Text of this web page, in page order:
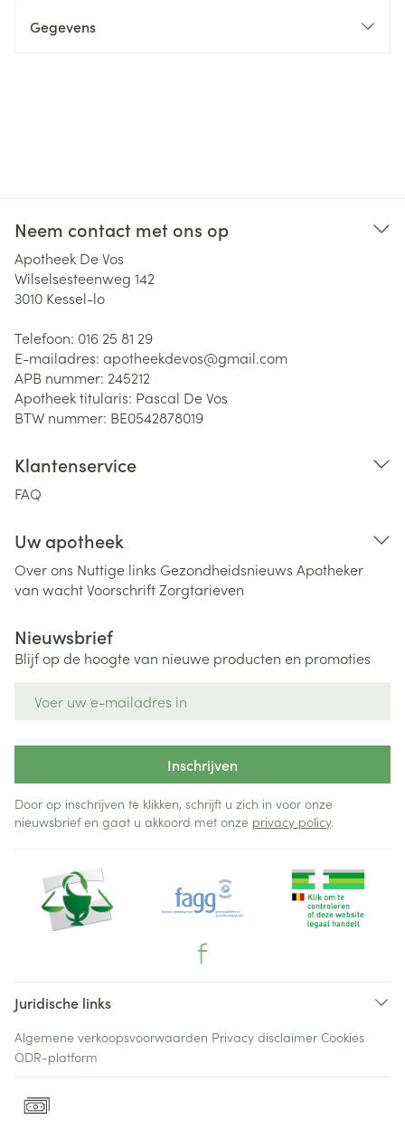
Gegevens
Neem contact met ons op
Apotheek De Vos
Wilselsesteenweg 142
3010 Kessel-lo
Telefoon: 016 25 81 29
E-mailadres: apotheekdevos@gmail.com
APB nummer: 245212
Apotheek titularis: Pascal De Vos
BTW nummer: BE0542878019
Klantenservice
FAQ
Uw apotheek
Over ons Nuttige links Gezondheidsnieuws Apotheker
van wachtVoorschriftZorgtarieven
Nieuwsbrief
Blijf op de hoogte van nieuwe producten en promoties
Inschrijven
Door op inschrijven te klikken, schrijft u zich in voor onze
nieuwsbrief en gaat u akkoord met onze privacy policy.
Juridische links
Algemene verkoopsvoorwaarden Privacy disclaimer Cookies
ODR-platform